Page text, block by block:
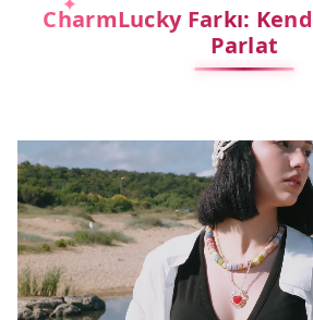
CharmLucky Farkı:
Parlat